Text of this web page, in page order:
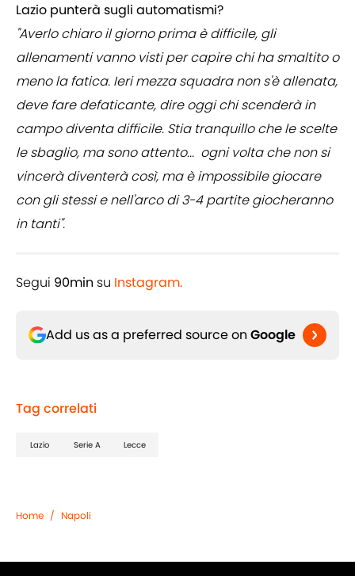
Lazio punterà sugli automatismi?
"Averlo chiaro il giorno prima è difficile, gli
allenamenti vanno visti per capire chi ha smaltito o
meno la fatica. Ieri mezza squadra non s'è allenata,
deve fare defaticante, dire oggi chi scenderà in
campo diventa difficile. Stia tranquillo che le scelte
le sbaglio, ma sono attento... ogni volta che non si
vincerà diventerà così, ma è impossibile giocare
con gli stessi e nell'arco di 3-4 partite giocheranno
in tanti".
Segui 90min su Instagram.
Add us as a preferred source on Google
Tag correlati
Lazio Serie A Lecce
Home / Napoli